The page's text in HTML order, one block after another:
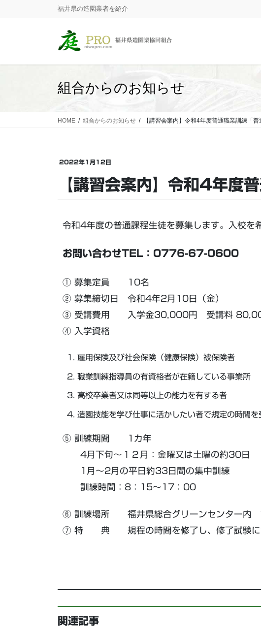
に
ョ
福井県の造園業者を紹介
組合からのお知らせ
HOME 組合からのお知らせ 【講習会案内】令和4年度普通職業訓練「
2022年1月12日
【講習会案内】令和4年度
令和4年度の普通課程生徒を募集します。入校を
お問い合わせTEL：0776-67-0600
① 募集定員 10名
② 募集締切日 令和4年2月10日（金）
③ 受講費用 入学金30,000円 受講料
④ 入学資格
雇用保険及び社会保険（健康保険）被保険者
職業訓練指導員の有資格者が在籍している事業所
高校卒業者又は同等以上の能力を有する者
造園技能を学び仕事に活かしたい者で規定の時間を
⑤ 訓練期間 1カ年
4月下旬～１２月：金曜又は土曜の約30日
1月～2月の平日約33日間の集中訓練
訓練時間：8：15～17：00
⑥ 訓練場所 福井県総合グリーンセンター内
⑦ 特 典 規程の時間を修了し、修了試験に合
関連記事